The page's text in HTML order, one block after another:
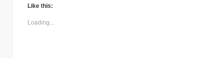
Like this:
Loading...